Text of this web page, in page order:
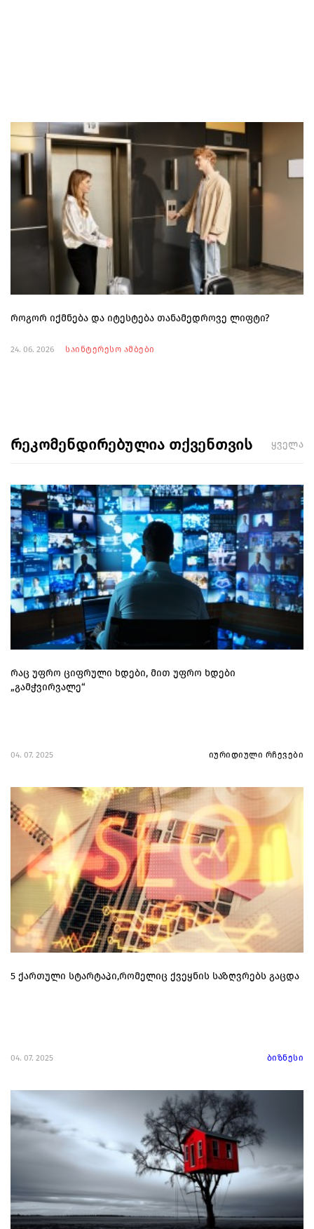
როგორ იქმნება და იტესტება თანამედროვე ლიფტი?
24. 06. 2026 საინტერესო ამბები
რეკომენდირებულია თქვენთვის ყველა
რაც უფრო ციფრული ხდები, მით უფრო ხდები
„გამჭვირვალე“
04. 07. 2025 იურიდიული რჩევები
5 ქართული სტარტაპი,რომელიც ქვეყნის საზღვრებს გაცდა
04. 07. 2025 ბიზნესი